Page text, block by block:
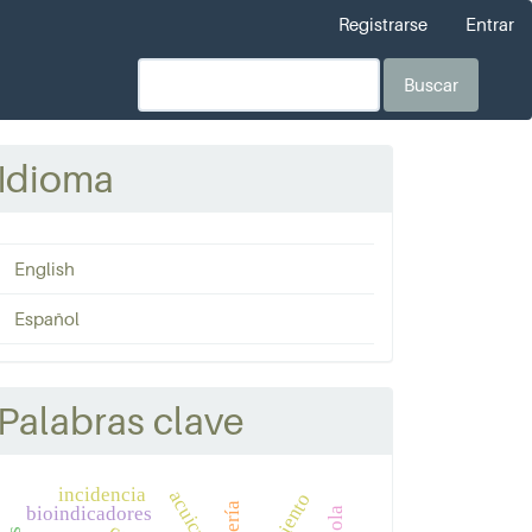
Registrarse Entrar
Buscar
Idioma
English
Español
Palabras clave
bioindicadores
incidencia